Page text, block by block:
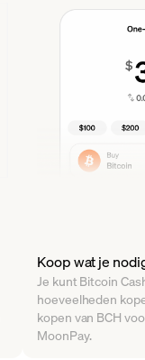
Koop wat je
Je kunt Bitcoin
hoeveelheden
kopen van BCH
MoonPay.